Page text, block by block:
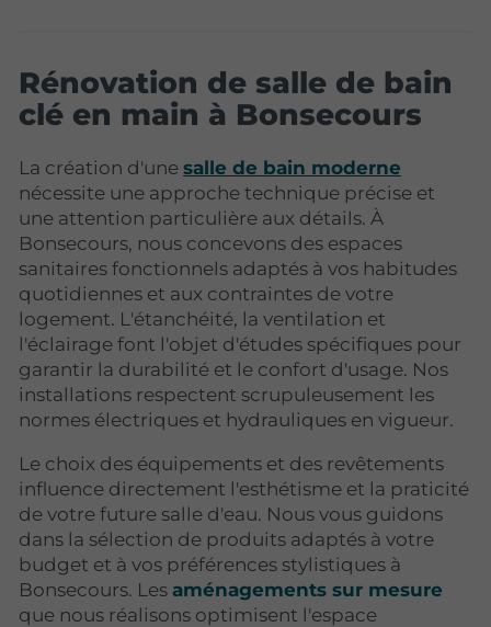
Rénovation de salle de bain
clé en main à Bonsecours
La création d'une salle de bain moderne
nécessite une approche technique précise et
une attention particulière aux détails. À
Bonsecours, nous concevons des espaces
sanitaires fonctionnels adaptés à vos habitudes
quotidiennes et aux contraintes de votre
logement. L'étanchéité, la ventilation et
l'éclairage font l'objet d'études spécifiques pour
garantir la durabilité et le confort d'usage. Nos
installations respectent scrupuleusement les
normes électriques et hydrauliques en vigueur.
Le choix des équipements et des revêtements
influence directement l'esthétisme et la praticité
de votre future salle d'eau. Nous vous guidons
dans la sélection de produits adaptés à votre
budget et à vos préférences stylistiques à
Bonsecours. Les aménagements sur mesure
que nous réalisons optimisent l'espace